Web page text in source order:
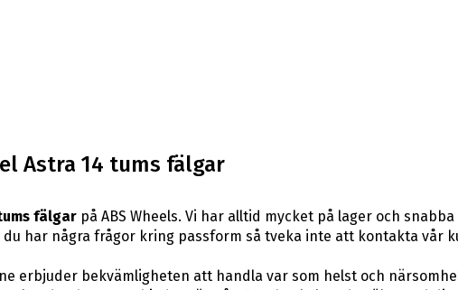
Astra 14 tums fälgar
fälgarpå ABS Wheels. Vi har alltid mycket på lager och
har några frågor kring passform så tveka inte att kontakta vår
erbjuder bekvämligheten att handla var som helst och